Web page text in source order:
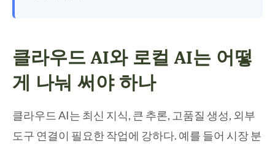
클라우드 AI와 로컬 AI는 어떻
게 나눠 써야 하나
클라우드 AI는 최신 지식, 큰 추론, 고품질 생성, 외부
도구 연결이 필요한 작업에 강하다. 예를 들어 시장 분